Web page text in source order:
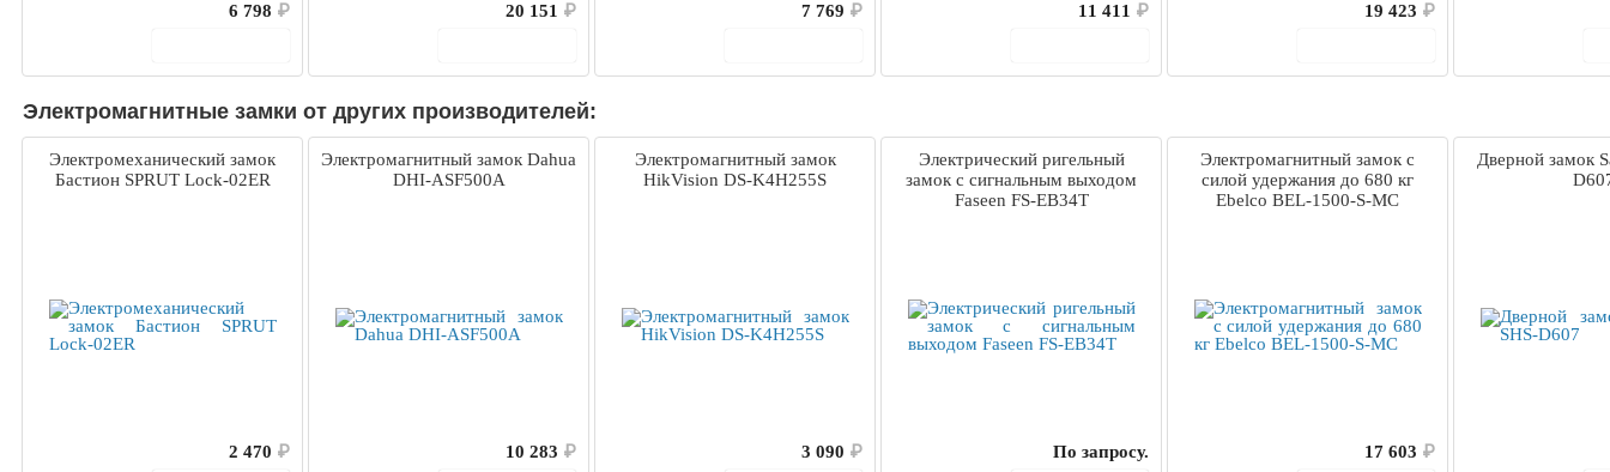
6 798 ₽
20 151 ₽
7 769 ₽
11 411 ₽
19 423 ₽
Электромагнитные замки от других производителей:
Электромеханический замок
Бастион SPRUT Lock-02ER
2 470 ₽
Электромагнитный замок Dahua
DHI-ASF500A
10 283 ₽
Электромагнитный замок
HikVision DS-K4H255S
3 090 ₽
Электрический ригельный
замок с сигнальным выходом
Faseen FS-EB34T
По запросу.
Электромагнитный замок c
силой удержания до 680 кг
Ebelco BEL-1500-S-MC
17 603 ₽
Дверной замок